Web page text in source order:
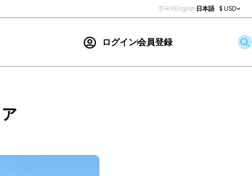
한국어 English 日本語 $ USD
ログイン会員登録
検索
ト